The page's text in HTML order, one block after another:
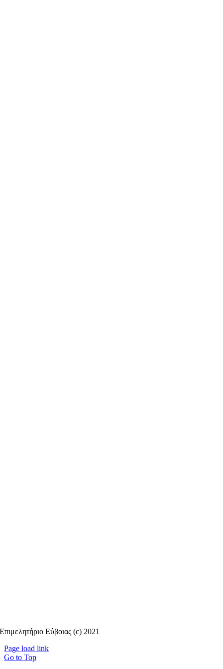
Επιμελητήριο Εύβοιας (c) 2021
Page load link
Go to Top